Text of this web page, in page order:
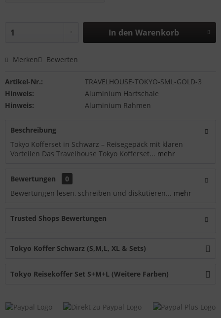
In den Warenkorb
Merken Bewerten
Artikel-Nr.:
TRAVELHOUSE-TOKYO-SML-GOLD-3
Hinweis:
Aluminium Hartschale
Hinweis:
Aluminium Rahmen
Beschreibung
Tokyo Kofferset in Schwarz – Reisegepäck mit klaren
Vorteilen Das Travelhouse Tokyo Kofferset... mehr
Bewertungen
0
Bewertungen lesen, schreiben und diskutieren... mehr
Trusted Shops Bewertungen
Tokyo Koffer Schwarz (S,M,L, XL & Sets)
Tokyo Reisekoffer Set S+M+L (Weitere Farben)